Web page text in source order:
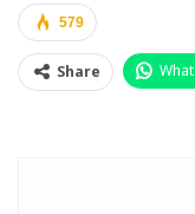
579
Share